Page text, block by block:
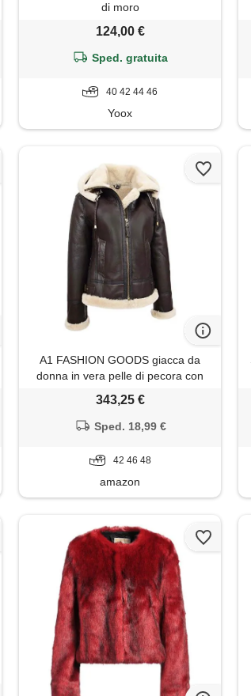
di moro
124,00 €
Sped. gratuita
40 42 44 46
Yoox
A1 FASHION GOODS giacca da
donna in vera pelle di pecora con
cappuccio marrone shearling b3
pilot aviator coat - maria marrone
48
343,25 €
Sped. 18,99 €
42 46 48
amazon